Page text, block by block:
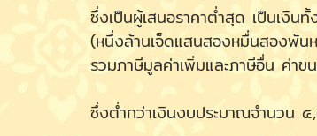
ซึ่งเป็นผู้เสนอราคาต่ำสุด เป็นเงิ
(หนึ่งล้านเจ็ดแสนสองหมื่นสองพัน
รวมภาษีมูลค่าเพิ่มและภาษีอื่น ค่า
ซึ่งต่ำกว่าเงินงบประมาณจำนวน